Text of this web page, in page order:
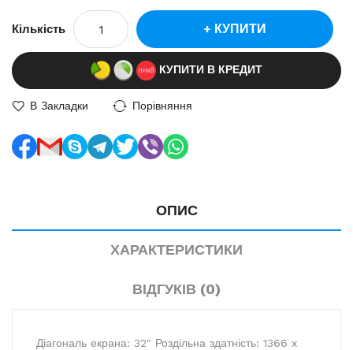
Кількість КУПИТИ
КУПИТИ В КРЕДИТ
В Закладки Порівняння
ОПИС
ХАРАКТЕРИСТИКИ
ВІДГУКІВ (0)
Діагональ екрана: 32" Роздільна здатність: 1366 x